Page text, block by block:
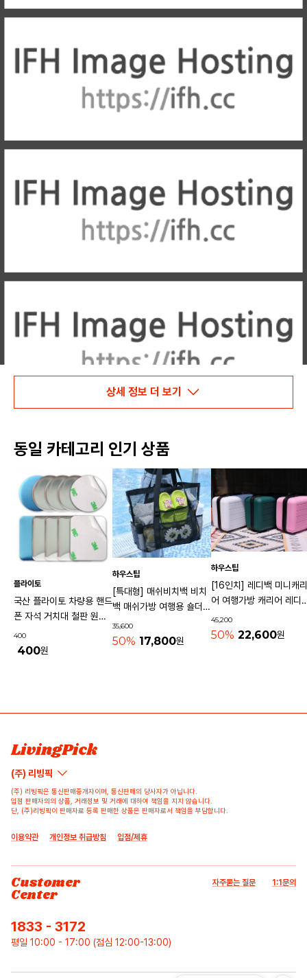
상세 정보 더 보기
동일 카테고리 인기 상품
플라이토
국산 플라이토 차량용 핸드
폰 자석 거치대 철판 원형
사각 40mm
400
400원
하우스팁
[특대형] 매쉬비치백 비치
백 매쉬가방 여행용 숄더백
물놀이가방 수영가방 물빠
지는가방
35,600
50% 17,800원
하우스팁
[16인치] 레디백 미니캐리
어 여행가방 캐리어 레디
기내용가방
45,200
50% 22,600원
LivingPick
(주) 리빙픽
(주) 리빙픽은 통신판매중개자이며, 통신판매의 당사자가 아닙니다.
입점 판매자의의 상품, 거래정보 및 거래에 대하여 책임을 지지 않습니다.
단, (주)리빙픽이 판매자로 등록 판매한 상품은 판매자로서 책임을 부담합니다.
이용약관 개인정보 취급방침 입점/제휴
Customer
Center
자주묻는 질문 1:1문의
1833 - 3172
평일 10:00 - 17:00 (점심 12:00-13:00)